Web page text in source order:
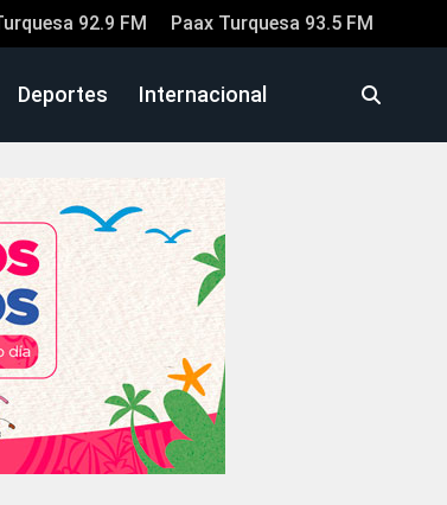
92.9 FM Paax Turquesa 93.5 FM
Deportes Internacional